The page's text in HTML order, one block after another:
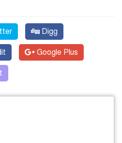
Digg
Google Plus